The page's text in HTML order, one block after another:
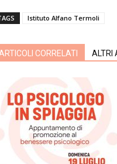
Istituto Alfano Termoli
ARTICOLI CORRELATI ALTRI